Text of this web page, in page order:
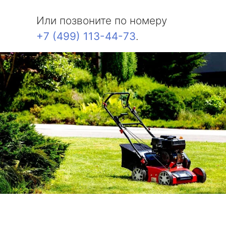
Или позвоните по номеру
+7 (499) 113-44-73.